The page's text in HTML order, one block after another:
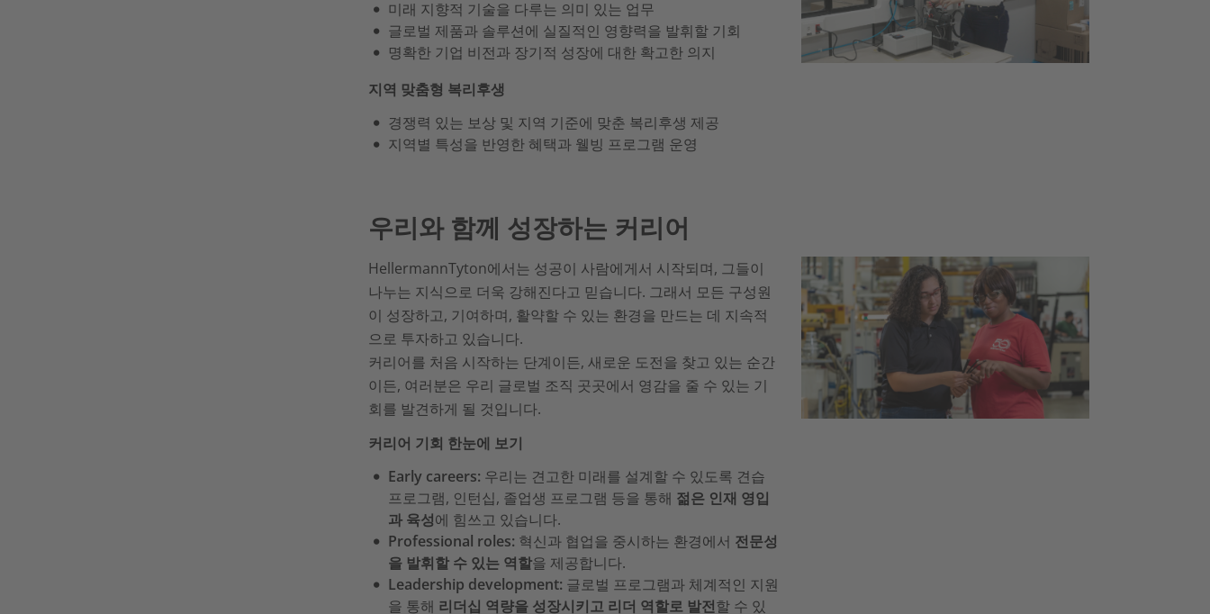
미래 지향적 기술을 다루는 의미 있는 업무
글로벌 제품과 솔루션에 실질적인 영향력을 발휘할 기회
명확한 기업 비전과 장기적 성장에 대한 확고한 의지
지역 맞춤형 복리후생
경쟁력 있는 보상 및 지역 기준에 맞춘 복리후생 제공
지역별 특성을 반영한 혜택과 웰빙 프로그램 운영
우리와 함께 성장하는 커리어
HellermannTyton에서는 성공이 사람에게서 시작되며, 그들이
나누는 지식으로 더욱 강해진다고 믿습니다. 그래서 모든 구성원
이 성장하고, 기여하며, 활약할 수 있는 환경을 만드는 데 지속적
으로 투자하고 있습니다.
커리어를 처음 시작하는 단계이든, 새로운 도전을 찾고 있는 순간
이든, 여러분은 우리 글로벌 조직 곳곳에서 영감을 줄 수 있는 기
회를 발견하게 될 것입니다.
커리어 기회 한눈에 보기
Early careers: 우리는 견고한 미래를 설계할 수 있도록 견습
프로그램, 인턴십, 졸업생 프로그램 등을 통해 젊은 인재 영입
과 육성에 힘쓰고 있습니다.
Professional roles: 혁신과 협업을 중시하는 환경에서 전문성
을 발휘할 수 있는 역할을 제공합니다.
Leadership development: 글로벌 프로그램과 체계적인 지원
을 통해 리더십 역량을 성장시키고 리더 역할로 발전할 수 있